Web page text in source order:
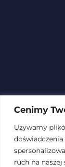
Cenimy
Używamy
ruch na naszej